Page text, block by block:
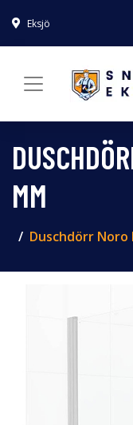
Eksjö
MM
Duschdörr Noro